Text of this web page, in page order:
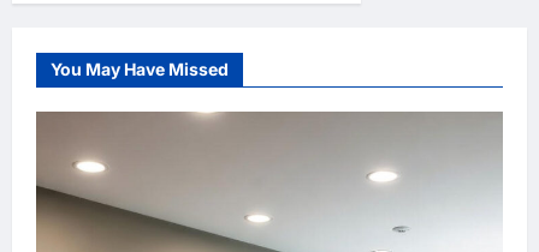
mest
erhvervsvenlige?
You May Have Missed